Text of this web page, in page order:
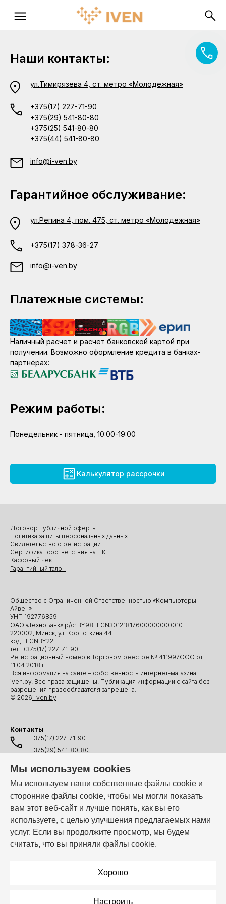
Мы используем cookies
Мы используем наши собственные файлы cookie и
сторонние файлы cookie, чтобы мы могли показать
вам этот веб-сайт и лучше понять, как вы его
используете, с целью улучшения предлагаемых нами
услуг. Если вы продолжите просмотр, мы будем
считать, что вы приняли файлы cookie.
Хорошо
Настроить
Наши контакты:
ул.Тимирязева 4, ст. метро «Молодежная»
+375(17) 227-71-90
+375(29) 541-80-80
+375(25) 541-80-80
+375(44) 541-80-80
info@i-ven.by
Гарантийное обслуживание:
ул.Репина 4, пом. 475, ст. метро «Молодежная»
+375(17) 378-36-27
info@i-ven.by
Платежные системы:
Наличный расчет и расчет банковской картой при
получении. Возможно оформление кредита в банках-
партнёрах:
Режим работы:
Понедельник - пятница, 10:00-19:00
Калькулятор рассрочки
Общество с Ограниченной Ответственностью «Компьютеры
Айвен»
УНП 192776859
ОАО «ТехноБанк» р/с: BY98TECN30121817600000000010
220002, Минск, ул. Кропоткина 44
код TECNBY22
тел. +375(17) 227-71-90
Регистрационный номер в Торговом реестре № 411997ООО от
11.04.2018 г.
Вся информация на сайте – собственность интернет-магазина
iven.by. Все права защищены. Публикация информации с сайта без
разрешения правообладателя запрещена.
© 2026i-ven.by
Договор публичной оферты
Политика защиты персональных данных
Свидетельство о регистрации
Сертификат соответствия на ПК
Кассовый чек
Гарантийный талон
Контакты
+375(17) 227-71-90
+375(29) 541-80-80
+375(44) 541-80-80
info@i-ven.by
Мы в мессенджерах:
Режим работы: Пн–Пт: 10:00 – 19:00